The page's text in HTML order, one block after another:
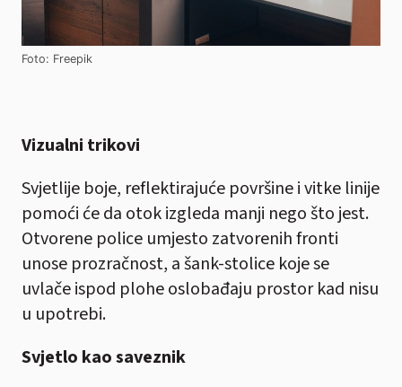
Foto: Freepik
Vizualni trikovi
Svjetlije boje, reflektirajuće površine i vitke linije
pomoći će da otok izgleda manji nego što jest.
Otvorene police umjesto zatvorenih fronti
unose prozračnost, a šank-stolice koje se
uvlače ispod plohe oslobađaju prostor kad nisu
u upotrebi.
Svjetlo kao saveznik